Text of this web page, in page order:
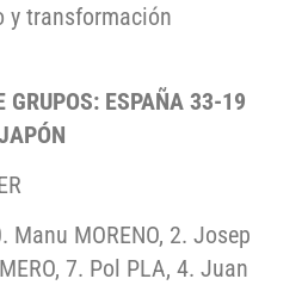
y transformación
GRUPOS: ESPAÑA 33-19
Manu MORENO, 2. Josep
7. Pol PLA, 4. Juan